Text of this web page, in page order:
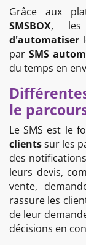
Grâce aux
SMSBOX, les
d'automatiser
par SMS
du temps en
le
Le SMS est le
clientssur les
des
leurs devis,
vente,
rassure les
de leur
décisions en